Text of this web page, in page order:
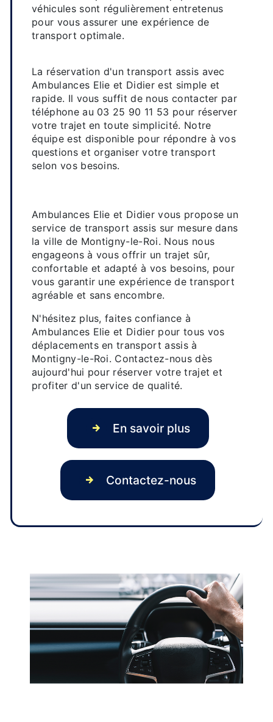
véhicules sont régulièrement entretenus
pour vous assurer une expérience de
transport optimale.
La réservation d'un transport assis avec
Ambulances Elie et Didier est simple et
rapide. Il vous suffit de nous contacter par
téléphone au 03 25 90 11 53 pour réserver
votre trajet en toute simplicité. Notre
équipe est disponible pour répondre à vos
questions et organiser votre transport
selon vos besoins.
Ambulances Elie et Didier vous propose un
service de transport assis sur mesure dans
la ville de Montigny-le-Roi. Nous nous
engageons à vous offrir un trajet sûr,
confortable et adapté à vos besoins, pour
vous garantir une expérience de transport
agréable et sans encombre.
N'hésitez plus, faites confiance à
Ambulances Elie et Didier pour tous vos
déplacements en transport assis à
Montigny-le-Roi. Contactez-nous dès
aujourd'hui pour réserver votre trajet et
profiter d'un service de qualité.
En savoir plus
Contactez-nous